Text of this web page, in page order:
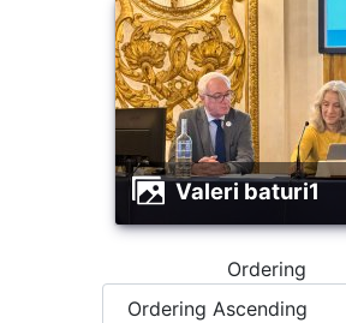
valeri baturi1
Ordering